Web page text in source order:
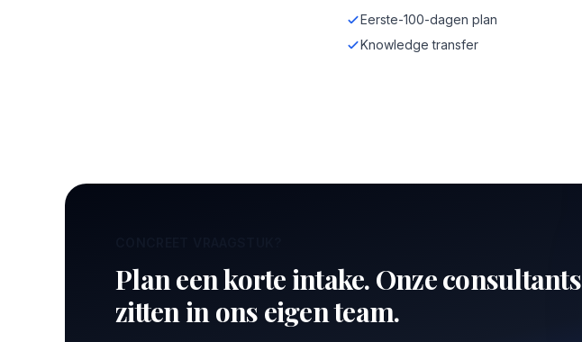
Eerste-100-dagen plan
Knowledge transfer
Plan een korte intake. Onze consultants
zitten in ons eigen team.